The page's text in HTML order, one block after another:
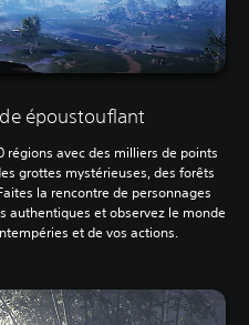
époustouflant
régions avec des milliers de points
grottes mystérieuses, des forêts
la rencontre de personnages
authentiques et observez le monde
et de vos actions.